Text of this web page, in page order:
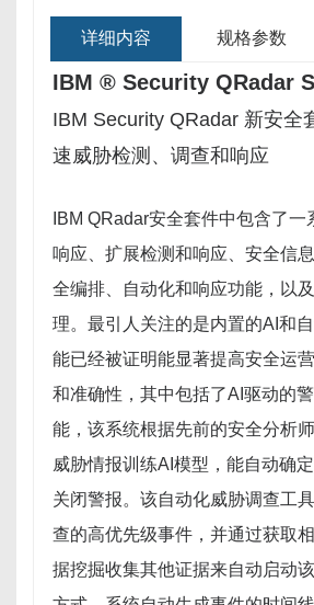
详细内容 规格参数
IBM ® Security QRadar
IBM Security QRadar 新安全
速威胁检测、调查和响应
IBM QRadar安全套件中包含了一
响应、扩展检测和响应、安全信
全编排、自动化和响应功能，以
理。最引人关注的是内置的AI和
能已经被证明能显著提高安全运
和准确性，其中包括了AI驱动的
能，该系统根据先前的安全分析
威胁情报训练AI模型，能自动确
关闭警报。该自动化威胁调查工
查的高优先级事件，并通过获取
据挖掘收集其他证据来自动启动